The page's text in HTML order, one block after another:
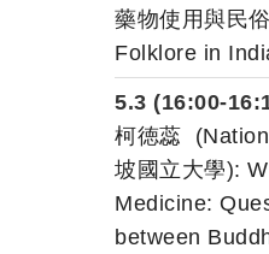
藥物使用與民
Folklore in
5.3 (16:00-
柯徳蕊
坡國立大學):
Medicine:
between